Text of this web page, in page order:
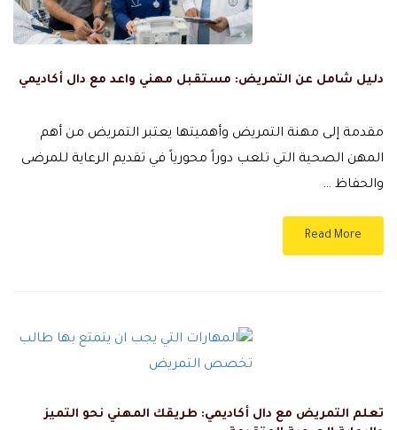
دليل شامل عن التمريض: مستقبل مهني واعد مع دال أكاديمي
مقدمة إلى مهنة التمريض وأهميتها يعتبر التمريض من أهم
المهن الصحية التي تلعب دوراً محورياً في تقديم الرعاية للمرضى
والحفاظ …
Read More
تعلم التمريض مع دال أكاديمي: طريقك المهني نحو التميز